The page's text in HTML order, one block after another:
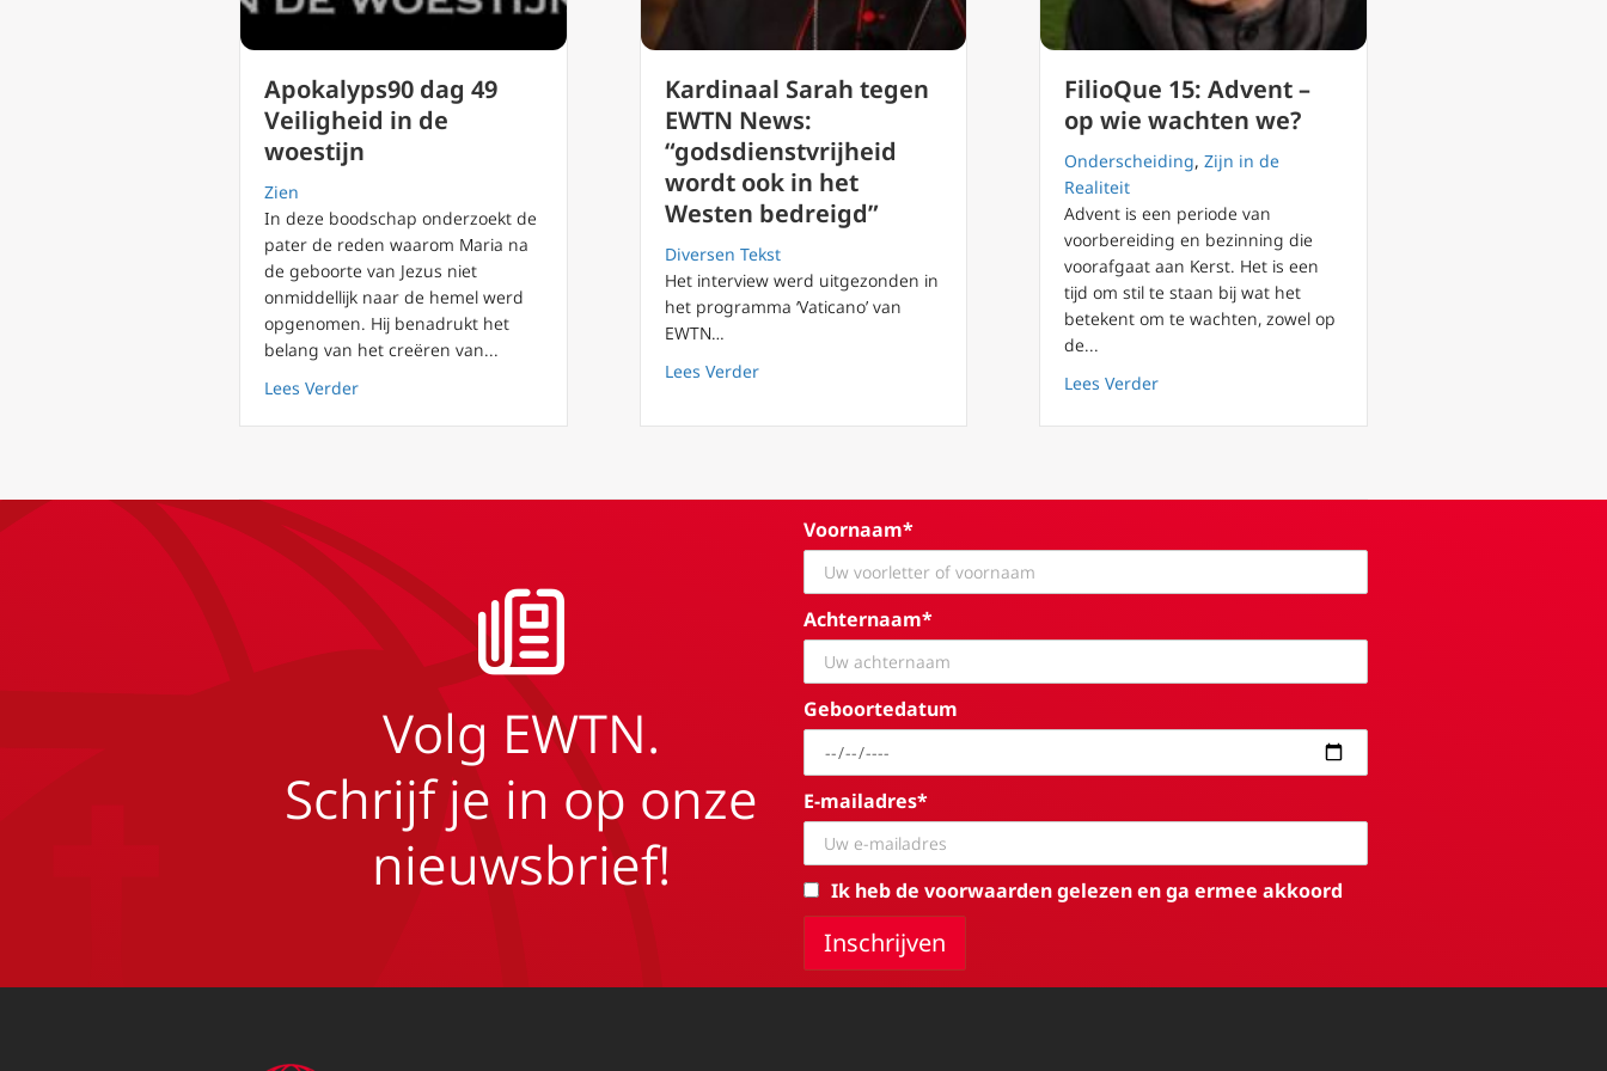
Apokalyps90 dag 49
Veiligheid in de
woestijn
Zien
In deze boodschap onderzoekt de
pater de reden waarom Maria na
de geboorte van Jezus niet
onmiddellijk naar de hemel werd
opgenomen. Hij benadrukt het
belang van het creëren van...
Lees Verderabout Apokalyps90 dag 49 Veiligheid in de woestijn
Kardinaal Sarah tegen
EWTN News:
“godsdienstvrijheid
wordt ook in het
Westen bedreigd”
Diversen Tekst
Het interview werd uitgezonden in
het programma ‘Vaticano’ van
EWTN…
Lees Verderabout Kardinaal Sarah tegen EWTN News: “godsdienstvrijheid wordt ook in het Westen bedreigd”
FilioQue 15: Advent –
op wie wachten we?
Onderscheiding,Zijn in de
Realiteit
Advent is een periode van
voorbereiding en bezinning die
voorafgaat aan Kerst. Het is een
tijd om stil te staan bij wat het
betekent om te wachten, zowel op
de...
Lees Verderabout FilioQue 15: Advent – op wie wachten we?
Volg EWTN.
Schrijf je in op onze
nieuwsbrief!
Voornaam*
Achternaam*
Geboortedatum
E-mailadres*
Ik heb de voorwaarden gelezen en ga ermee akkoord